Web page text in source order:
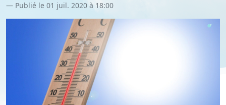
Publié le 01 juil. 2020 à 18:00